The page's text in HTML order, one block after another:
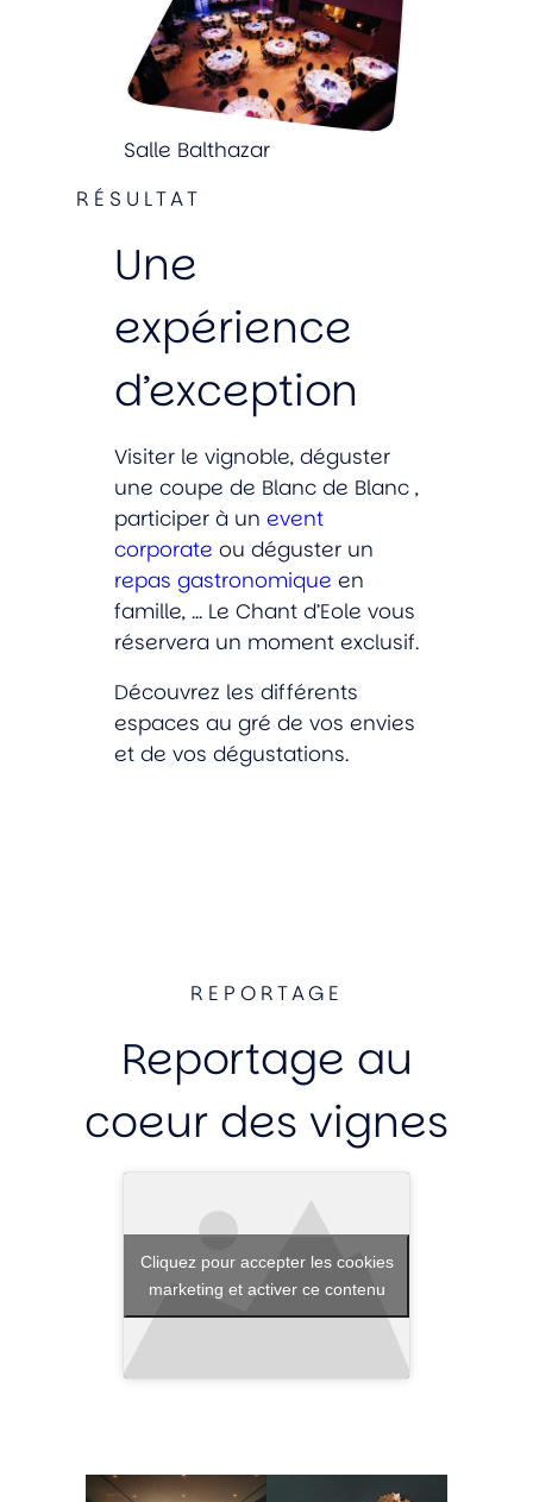
RÉSULTAT
Une
expérience
d’exception
Visiter le vignoble, déguster
une coupe de Blanc de Blanc ,
participer à un event
corporate ou déguster un
repas gastronomique en
famille, … Le Chant d’Eole vous
réservera un moment exclusif.
Découvrez les différents
espaces au gré de vos envies
et de vos dégustations.
Salle Balthazar
REPORTAGE
Reportage au
coeur des vignes
Cliquez pour accepter les cookies
marketing et activer ce contenu